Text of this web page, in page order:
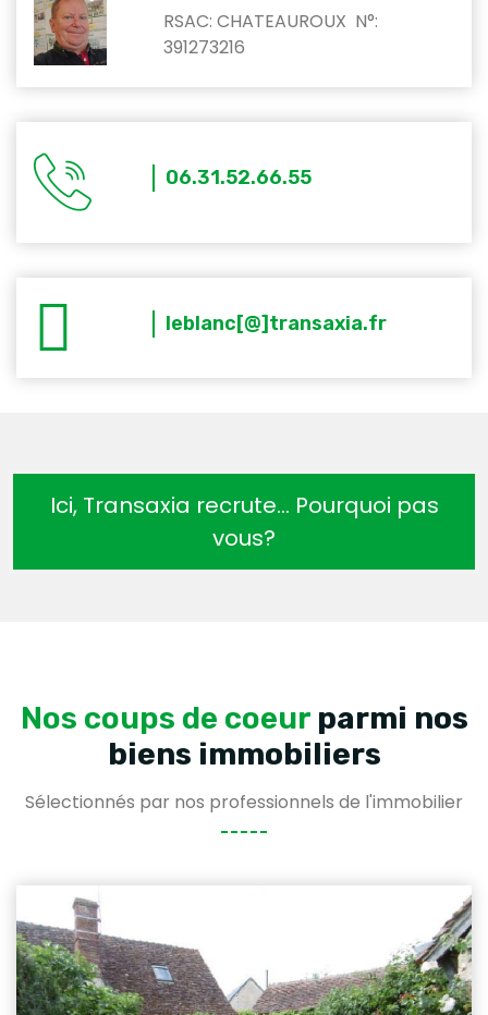
RSAC: CHATEAUROUX N°:
391273216
06.31.52.66.55
leblanc[@]transaxia.fr
Ici, Transaxia recrute… Pourquoi pas
vous?
Nos coups de coeur parmi nos
biens immobiliers
Sélectionnés par nos professionnels de l'immobilier